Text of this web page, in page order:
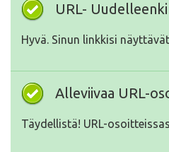
URL-
Hyvä. Sinun linkkisi
Alleviivaa URL-
Täydellistä! URL-